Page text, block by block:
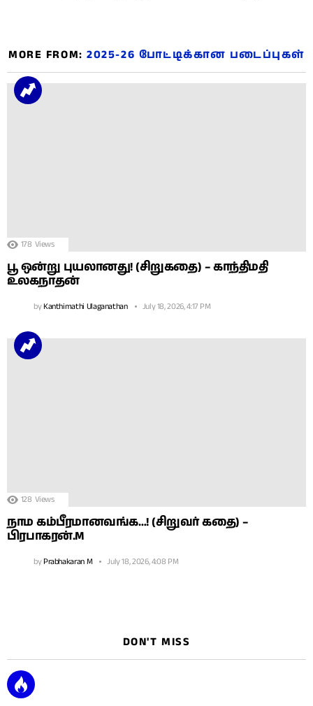
MORE FROM:2025-26 போட்டிக்கான படைப்புகள்
178 Views
பூ ஒன்று புயலானது! (சிறுகதை) – காந்திமதி
உலகநாதன்
byKanthimathi Ulaganathan July 18, 2026, 4:17 PM
128 Views
நாம கம்பீரமானவங்க…! (சிறுவர் கதை) –
பிரபாகரன்.M
byPrabhakaran M July 18, 2026, 4:08 PM
DON'T MISS